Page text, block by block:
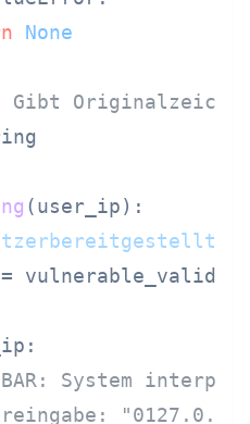
None
Gibt
(user_ip):
System